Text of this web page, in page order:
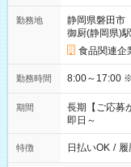
勤務地
静岡県磐田市
御厨(静岡県)
食品関連企
勤務時間
期間
長期【ご応募
即日～
特徴 日払いOK / 履